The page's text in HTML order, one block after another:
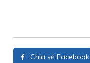
Chia sẻ Facebook